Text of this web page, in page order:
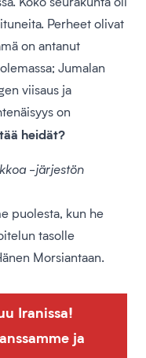
Perheet olivat
on antanut
Jumalan
viisaus ja
on
heidät?
-järjestön
puolesta, kun he
tasolle
Morsiantaan.
Iranissa!
ja